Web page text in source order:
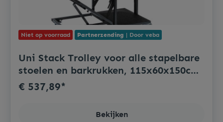
Niet op voorraad Partnerzending | Door veba
Uni Stack Trolley voor alle stapelbare
stoelen en barkrukken, 115x60x150cm
(LxBxH), T90930
€ 537,89*
Bekijken